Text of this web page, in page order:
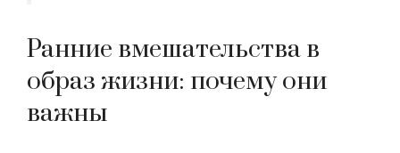
Ранние вмешательства в
образ жизни: почему они
важны